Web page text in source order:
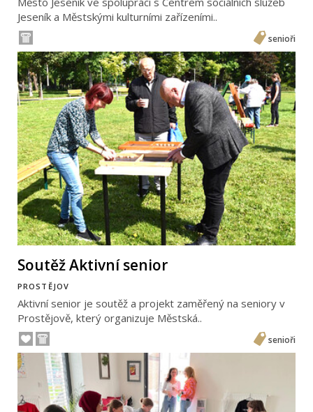
Jeseník a Městskými kulturními zařízeními..
senioři
Soutěž Aktivní senior
PROSTĚJOV
Aktivní senior je soutěž a projekt zaměřený na seniory v
Prostějově, který organizuje Městská..
senioři